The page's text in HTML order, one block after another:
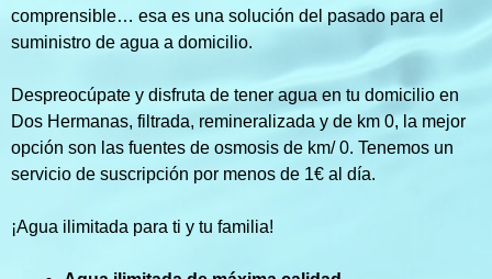
comprensible… esa es una solución del pasado para el
suministro de agua a domicilio.
Despreocúpate y disfruta de tener agua en tu domicilio en
Dos Hermanas, filtrada, remineralizada y de km 0, la mejor
opción son las fuentes de osmosis de km/ 0. Tenemos un
servicio de suscripción por menos de 1€ al día.
¡Agua ilimitada para ti y tu familia!